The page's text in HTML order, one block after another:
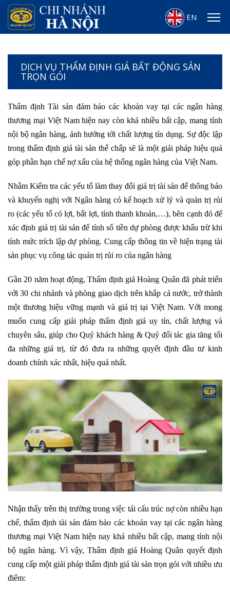
EN
DỊCH VỤ THẨM ĐỊNH GIÁ BẤT ĐỘNG SẢN
TRỌN GÓI
Thẩm định Tài sản đảm bảo các khoản vay tại các ngân hàng
thương mại Việt Nam hiện nay còn khá nhiều bất cập, mang tính
nội bộ ngân hàng, ảnh hưởng tới chất lượng tín dụng. Sự độc lập
trong thẩm định giá tài sản thế chấp sẽ là một giải pháp hiệu quả
góp phần hạn chế nợ xấu của hệ thống ngân hàng của Việt Nam.
Nhằm Kiểm tra các yếu tố làm thay đổi giá trị tài sản để thông báo
và khuyến nghị với Ngân hàng có kế hoạch xử lý và quản trị rủi
ro (các yếu tố có lợi, bất lợi, tính thanh khoản,…), bên cạnh đó để
xác định giá trị tài sản để tính số tiền dự phòng được khấu trừ khi
tính mức trích lập dự phòng. Cung cấp thông tin về hiện trạng tài
sản phục vụ công tác quản trị rủi ro của ngân hàng
Gần 20 năm hoạt động, Thẩm định giá Hoàng Quân đã phát triển
với 30 chi nhánh và phòng giao dịch trên khắp cả nước, trở thành
một thương hiệu vững mạnh và giá trị tại Việt Nam. Với mong
muốn cung cấp giải pháp thẩm định giá uy tín, chất lượng và
chuyên sâu, giúp cho Quý khách hàng & Quý đối tác gia tăng tối
đa những giá trị, từ đó đưa ra những quyết định đầu tư kinh
doanh chính xác nhất, hiệu quả nhất.
Nhận thấy trên thị trường trong việc tái cấu trúc nợ còn nhiều hạn
chế, thẩm định tài sản đảm bảo các khoản vay tại các ngân hàng
thương mại Việt Nam hiện nay khá nhiều bất cập, mang tính nội
bộ ngân hàng. Vì vậy, Thẩm định giá Hoàng Quân quyết định
cung cấp một giải pháp thẩm định giá tài sản trọn gói với nhiều ưu
điểm: